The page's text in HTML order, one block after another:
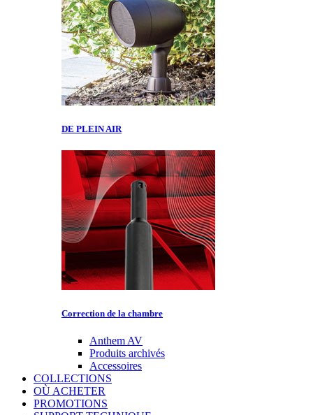
DE PLEIN AIR
Correction de la chambre
Anthem AV
Produits archivés
Accessoires
COLLECTIONS
OÙ ACHETER
PROMOTIONS